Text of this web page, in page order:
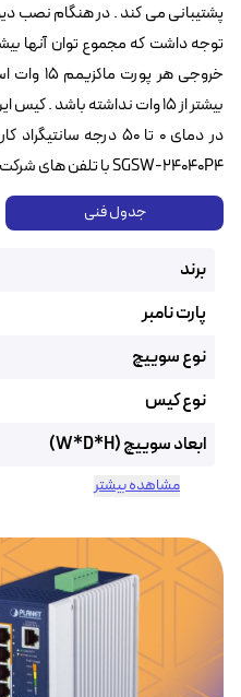
در دمای ۰ تا ۵۰ درجه
SGSW-24040P4 با تلفن های شرکت تماس حاصل نمایید.
جدول فنی
برند
پارت نامبر
نوع سوییچ
نوع کیس
ابعاد سوییچ (W*D*H)
مشاهده بیشتر